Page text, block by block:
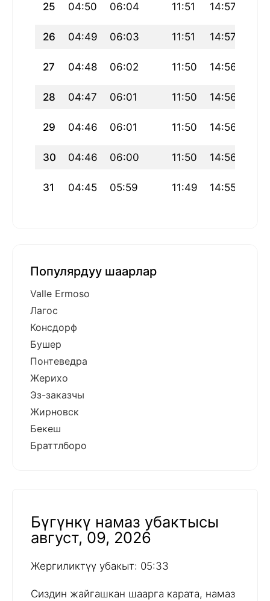
25 04:50 06:04 11:51 14:57
26 04:49 06:03 11:51 14:57
27 04:48 06:02 11:50 14:56
28 04:47 06:01 11:50 14:56
29 04:46 06:01 11:50 14:56
30 04:46 06:00 11:50 14:56
31 04:45 05:59 11:49 14:55
Популярдуу шаарлар
Valle Ermoso
Лагос
Консдорф
Бушер
Понтеведра
Жерихо
Эз-заказчы
Жирновск
Бекеш
Браттлборо
Бүгүнкү намаз убактысы
август, 09, 2026
Жергиликтүү убакыт: 05:33
Сиздин жайгашкан шаарга карата, намаз